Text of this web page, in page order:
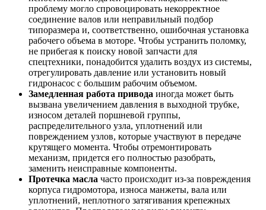
проблему могло спровоцировать некорректное
соединение валов или неправильный подбор
типоразмера и, соответственно, ошибочная установка
рабочего объема в моторе. Чтобы устранить поломку,
не прибегая к поиску новой запчасти для
спецтехники, понадобится удалить воздух из системы,
отрегулировать давление или установить новый
гидронасос с большим рабочим объемом.
Замедленная работа привода иногда может быть
вызвана увеличением давления в выходной трубке,
износом деталей поршневой группы,
распределительного узла, уплотнений или
повреждением узлов, которые участвуют в передаче
крутящего момента. Чтобы отремонтировать
механизм, придется его полностью разобрать,
заменить неисправные компоненты.
Протечка масла часто происходит из-за повреждения
корпуса гидромотора, износа манжеты, вала или
уплотнений, неплотного затягивания крепежных